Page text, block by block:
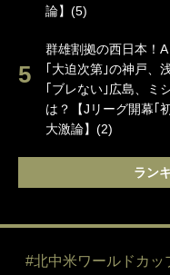
論】(5)
群雄割拠の西日本！
｢大迫次第｣の神戸、
｢ブレない｣広島、ミ
は？【Jリーグ開幕｢
大激論】(2)
ラン
#北中米ワールドカッ